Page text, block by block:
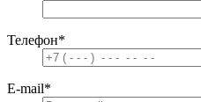
Телефон*
E-mail*